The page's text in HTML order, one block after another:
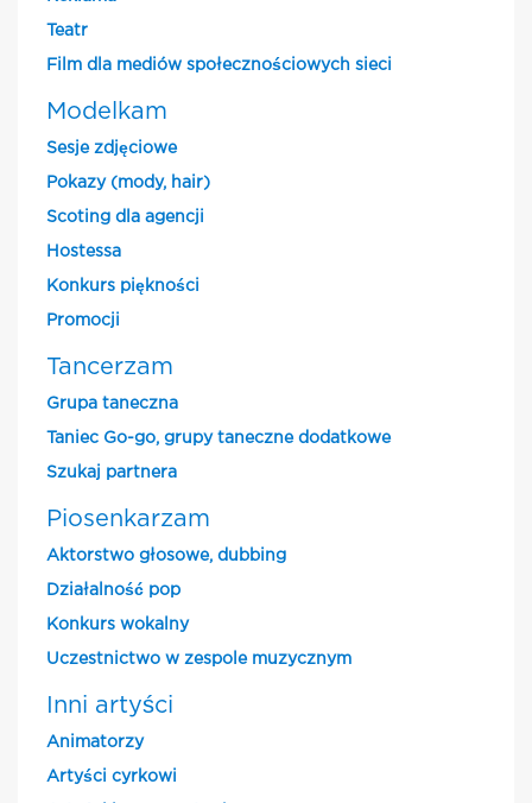
Teatr
Film dla mediów społecznościowych sieci
Modelkam
Sesje zdjęciowe
Pokazy (mody, hair)
Scoting dla agencji
Hostessa
Konkurs piękności
Promocji
Tancerzam
Grupa taneczna
Taniec Go-go, grupy taneczne dodatkowe
Szukaj partnera
Piosenkarzam
Aktorstwo głosowe, dubbing
Działalność pop
Konkurs wokalny
Uczestnictwo w zespole muzycznym
Inni artyści
Animatorzy
Artyści cyrkowi